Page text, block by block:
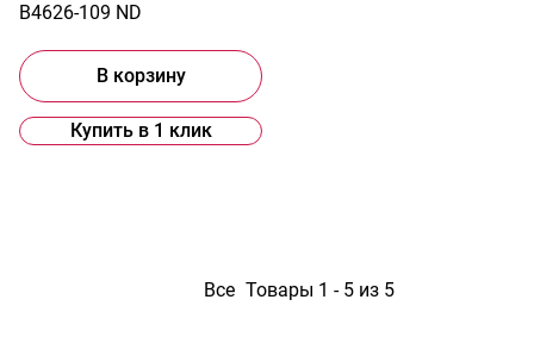
B4626-109 ND
В корзину
Купить в 1 клик
Все Товары 1 - 5 из 5